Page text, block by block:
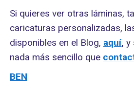
Si quieres ver otras láminas,
caricaturas personalizadas,
disponibles en el Blog, aquí, y
nada más sencillo que
BEN